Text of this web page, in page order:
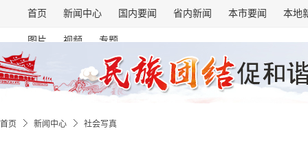
首页 新闻中心 国内要闻 省内新闻 本市要闻 本地
图片 视频 专题
首页 新闻中心 社会写真